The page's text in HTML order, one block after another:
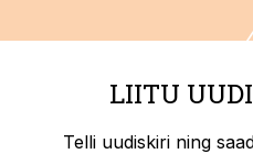
LIITU
Telli uudiskiri ning